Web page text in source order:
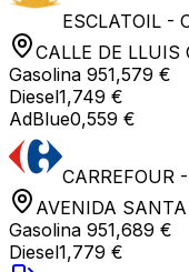
ESCLATOIL -
CALLE DE LLUIS
Gasolina 951,579 €
Diesel1,749 €
AdBlue0,559 €
CARREFOUR
AVENIDA
Gasolina 951,689 €
Diesel1,779 €